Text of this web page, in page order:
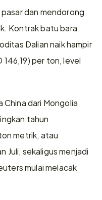
dan mendorong
Kontrak batu bara
Dalian naik hampir
per ton, level
dari Mongolia
tahun
metrik, atau
Juli, sekaligus menjadi
mulai melacak